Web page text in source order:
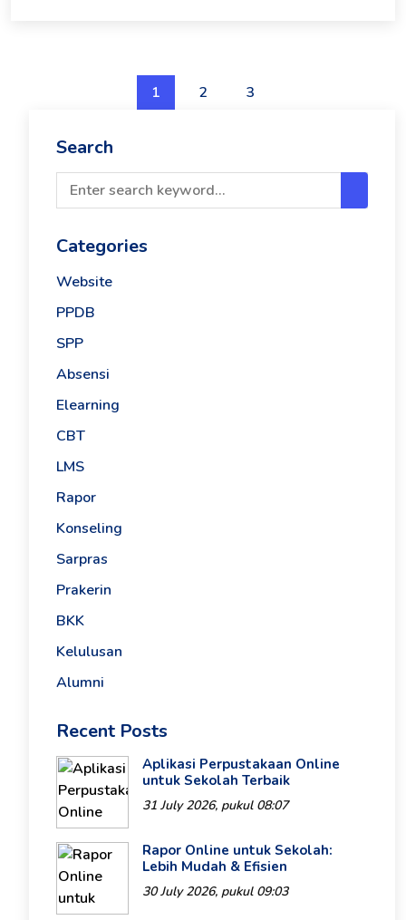
1 2 3
Search
Categories
Website
PPDB
SPP
Absensi
Elearning
CBT
LMS
Rapor
Konseling
Sarpras
Prakerin
BKK
Kelulusan
Alumni
Recent Posts
Aplikasi Perpustakaan Online
untuk Sekolah Terbaik
31 July 2026, pukul 08:07
Rapor Online untuk Sekolah:
Lebih Mudah & Efisien
30 July 2026, pukul 09:03